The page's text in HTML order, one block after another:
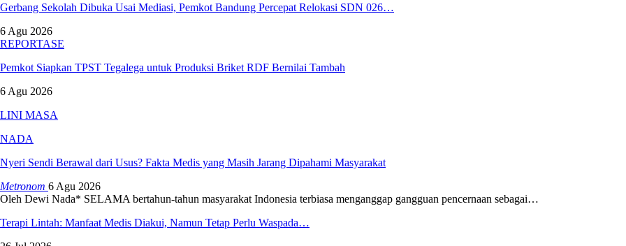
Gerbang Sekolah Dibuka Usai Mediasi, Pemkot Bandung Percepat Relokasi SDN 026…
6 Agu 2026
REPORTASE
Pemkot Siapkan TPST Tegalega untuk Produksi Briket RDF Bernilai Tambah
6 Agu 2026
LINI MASA
NADA
Nyeri Sendi Berawal dari Usus? Fakta Medis yang Masih Jarang Dipahami Masyarakat
Metronom 6 Agu 2026
Oleh Dewi Nada* SELAMA bertahun-tahun masyarakat Indonesia terbiasa menganggap gangguan pencernaan sebagai…
Terapi Lintah: Manfaat Medis Diakui, Namun Tetap Perlu Waspada…